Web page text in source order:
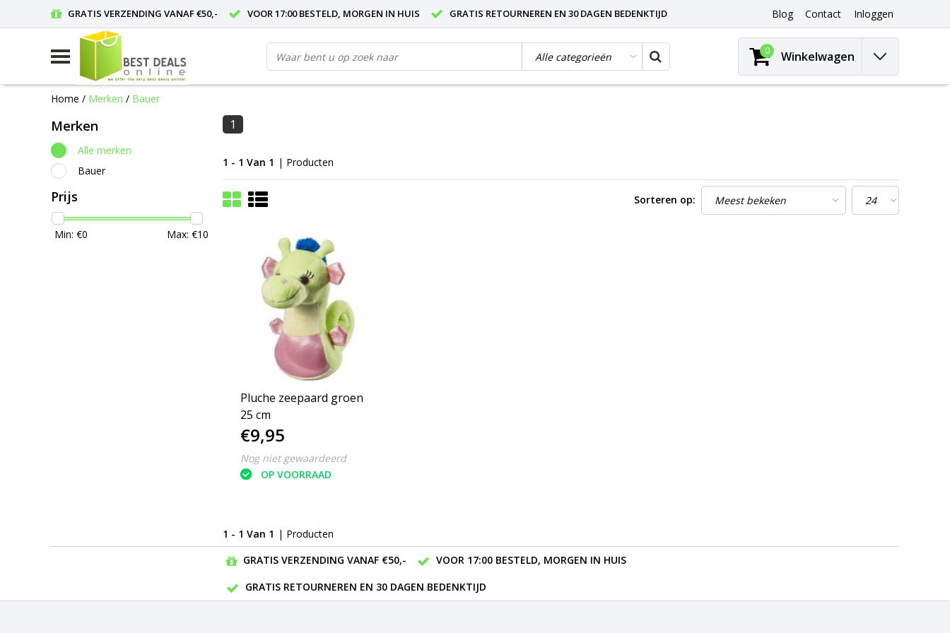
GRATIS VERZENDING VANAF €50,- VOOR 17:00 BESTELD, MORGEN IN HUIS GRATIS RETOURNEREN EN 30 DAGEN BEDENKTIJD Blog Contact Inloggen
0 Winkelwagen
Home / Merken / Bauer
Merken
Alle merken
Bauer
Prijs
Min: €0 Max: €10
1
1 - 1 Van 1 | Producten
Sorteren op:
Pluche zeepaard groen
25 cm
€9,95
Nog niet gewaardeerd
OP VOORRAAD
1 - 1 Van 1 | Producten
GRATIS VERZENDING VANAF €50,-
VOOR 17:00 BESTELD, MORGEN IN HUIS
GRATIS RETOURNEREN EN 30 DAGEN BEDENKTIJD